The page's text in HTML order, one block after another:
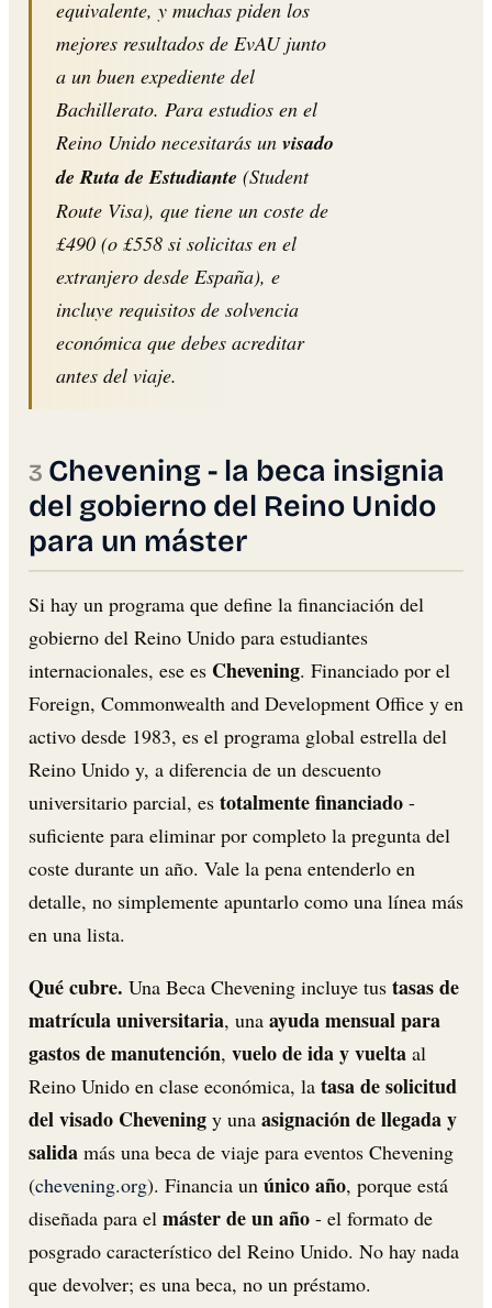
equivalente, y muchas piden los
mejores resultados de EvAU junto
a un buen expediente del
Bachillerato. Para estudios en el
Reino Unido necesitarás un visado
de Ruta de Estudiante (Student
Route Visa), que tiene un coste de
£490 (o £558 si solicitas en el
extranjero desde España), e
incluye requisitos de solvencia
económica que debes acreditar
antes del viaje.
Chevening - la beca insignia
del gobierno del Reino Unido
para un máster
Si hay un programa que define la financiación del
gobierno del Reino Unido para estudiantes
internacionales, ese es Chevening. Financiado por el
Foreign, Commonwealth and Development Office y en
activo desde 1983, es el programa global estrella del
Reino Unido y, a diferencia de un descuento
universitario parcial, es totalmente financiado -
suficiente para eliminar por completo la pregunta del
coste durante un año. Vale la pena entenderlo en
detalle, no simplemente apuntarlo como una línea más
en una lista.
Qué cubre. Una Beca Chevening incluye tus tasas de
matrícula universitaria, una ayuda mensual para
gastos de manutención, vuelo de ida y vuelta al
Reino Unido en clase económica, la tasa de solicitud
del visado Chevening y una asignación de llegada y
salida más una beca de viaje para eventos Chevening
(chevening.org). Financia un único año, porque está
diseñada para el máster de un año - el formato de
posgrado característico del Reino Unido. No hay nada
que devolver; es una beca, no un préstamo.